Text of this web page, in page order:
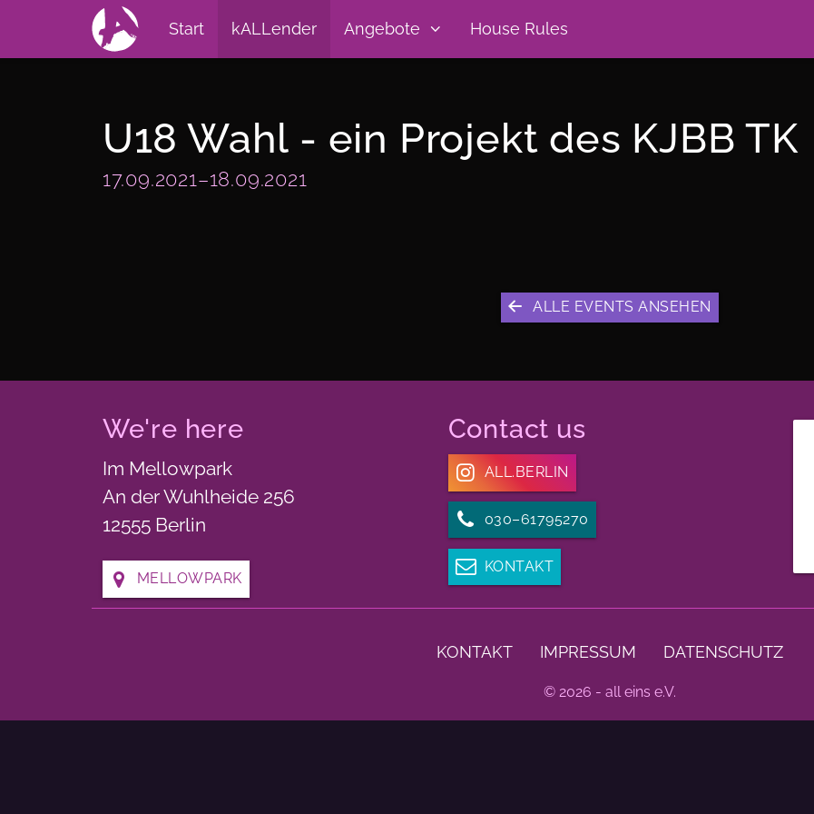
Start kALLender Angebote House Rules
U18 Wahl - ein Projekt des KJBB TK
17.09.2021–18.09.2021
ALLE EVENTS ANSEHEN
We're here
Im Mellowpark
An der Wuhlheide 256
12555 Berlin
MELLOWPARK
Contact us
ALL.BERLIN
030–61795270
KONTAKT
KONTAKT IMPRESSUM DATENSCHUTZ
© 2026 - all eins e.V.